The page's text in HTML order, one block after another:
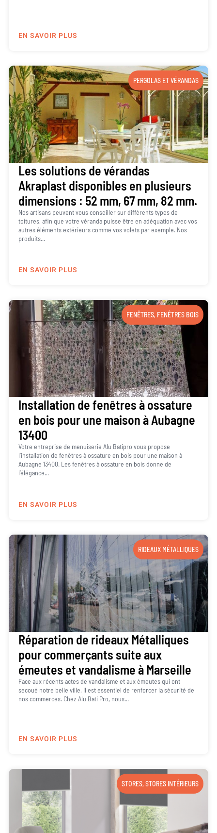
EN SAVOIR PLUS
PERGOLAS ET VÉRANDAS
Les solutions de vérandas
Akraplast disponibles en plusieurs
dimensions : 52 mm, 67 mm, 82 mm.
Nos artisans peuvent vous conseiller sur différents types de
toitures, afin que votre véranda puisse être en adéquation avec vos
autres éléments extérieurs comme vos volets par exemple. Nos
produits...
EN SAVOIR PLUS
FENÊTRES, FENÊTRES BOIS
Installation de fenêtres à ossature
en bois pour une maison à Aubagne
13400
Votre entreprise de menuiserie Alu Batipro vous propose
l’installation de fenêtres à ossature en bois pour une maison à
Aubagne 13400. Les fenêtres à ossature en bois donne de
l’élégance...
EN SAVOIR PLUS
RIDEAUX MÉTALLIQUES
Réparation de rideaux Métalliques
pour commerçants suite aux
émeutes et vandalisme à Marseille
Face aux récents actes de vandalisme et aux émeutes qui ont
secoué notre belle ville, il est essentiel de renforcer la sécurité de
nos commerces. Chez Alu Bati Pro, nous...
EN SAVOIR PLUS
STORES,STORES INTÉRIEURS